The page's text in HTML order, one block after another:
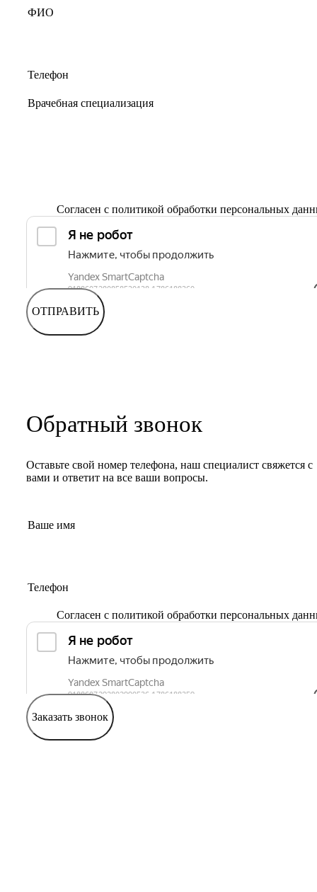
Согласен с политикой обработки персональных
ОТПРАВИТЬ
Обратный звонок
Оставьте свой номер телефона, наш специалист свяжется с
вами и ответит на все ваши вопросы.
Согласен с политикой обработки персональных
Заказать звонок